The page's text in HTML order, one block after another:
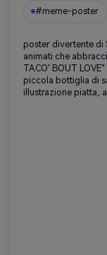
#meme-poster
poster divertente di
animati che
TACO' BOUT
piccola bottiglia di
illustrazione piatta,